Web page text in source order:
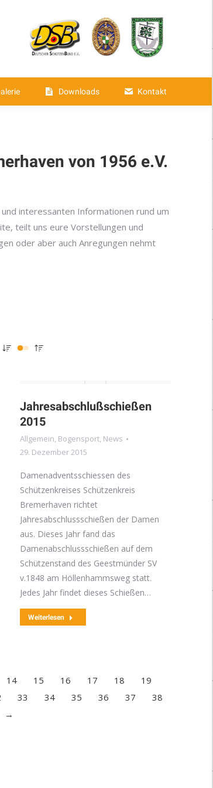
Downloads Kontakt
von 1956 e.V.
interessanten Informationen rund um
teilt uns eure Vorstellungen und
oder aber auch Anregungen nehmt
Jahresabschlußschießen
2015
Allgemein, Bogensport, News
29. Dezember 2015
Damenadventsschiessen des
Schützenkreises Schützenkreis
Bremerhaven richtet
Jahresabschlussschießen der Damen
aus. Dieses Jahr fand das
Damenabschlussschießen auf dem
Schützenstand des Geestmünder SV
v.1848 am Höllenhammsweg statt.
Jedes Jahr findet dieses Schießen…
Weiterlesen
14 15 16 17 18
19
33 34 35 36 37
38
→